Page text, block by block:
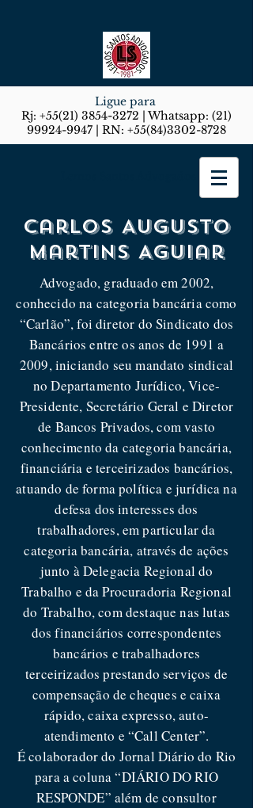
Ligue para
Rj: +55(21) 3854-3272 | Whatsapp: (21)
99924-9947 | RN: +55(84)3302-8728
Carlos Augusto
Martins Aguiar
Advogado, graduado em 2002,
conhecido na categoria bancária como
“Carlão”, foi diretor do Sindicato dos
Bancários entre os anos de 1991 a
2009, iniciando seu mandato sindical
no Departamento Jurídico, Vice-
Presidente, Secretário Geral e Diretor
de Bancos Privados, com vasto
conhecimento da categoria bancária,
financiária e terceirizados bancários,
atuando de forma política e jurídica na
defesa dos interesses dos
trabalhadores, em particular da
categoria bancária, através de ações
junto à Delegacia Regional do
Trabalho e da Procuradoria Regional
do Trabalho, com destaque nas lutas
dos financiários correspondentes
bancários e trabalhadores
terceirizados prestando serviços de
compensação de cheques e caixa
rápido, caixa expresso, auto-
atendimento e “Call Center”.
É colaborador do Jornal Diário do Rio
para a coluna “DIÁRIO DO RIO
RESPONDE” além de consultor